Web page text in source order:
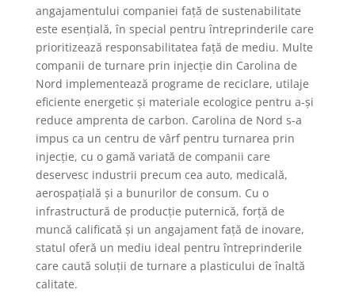
angajamentului companiei față de sustenabilitate
este esențială, în special pentru întreprinderile care
prioritizează responsabilitatea față de mediu. Multe
companii de turnare prin injecție din Carolina de
Nord implementează programe de reciclare, utilaje
eficiente energetic și materiale ecologice pentru a-și
reduce amprenta de carbon. Carolina de Nord s-a
impus ca un centru de vârf pentru turnarea prin
injecție, cu o gamă variată de companii care
deservesc industrii precum cea auto, medicală,
aerospațială și a bunurilor de consum. Cu o
infrastructură de producție puternică, forță de
muncă calificată și un angajament față de inovare,
statul oferă un mediu ideal pentru întreprinderile
care caută soluții de turnare a plasticului de înaltă
calitate.